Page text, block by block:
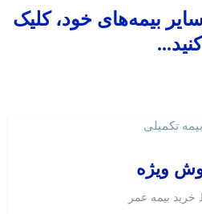
بیمه‌های خود، کلیک
کنید...
ویژه
بیمه عمر